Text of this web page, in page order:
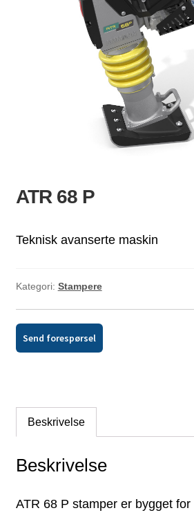
ATR 68 P
Teknisk avanserte maskin
Kategori: Stampere
Send forespørsel
Beskrivelse
Beskrivelse
ATR 68 P stamper er bygget